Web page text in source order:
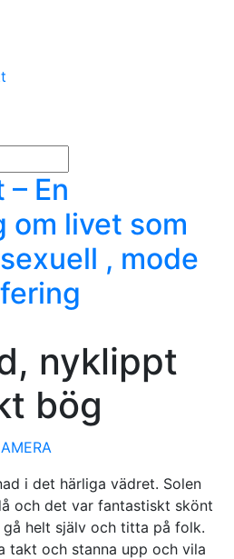
nyklippt
bög
i det härliga vädret. Solen
och det var fantastiskt skönt
helt själv och titta på folk.
takt och stanna upp och vila